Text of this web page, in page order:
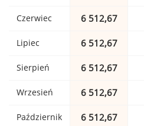
Czerwiec 6 512,67
Lipiec 6 512,67
Sierpień 6 512,67
Wrzesień 6 512,67
Październik 6 512,67